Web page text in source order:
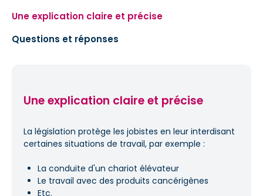
Une explication claire et précise
Questions et réponses
Une explication claire et précise
La législation protège les jobistes en leur interdisant
certaines situations de travail, par exemple :
La conduite d'un chariot élévateur
Le travail avec des produits cancérigènes
Etc.